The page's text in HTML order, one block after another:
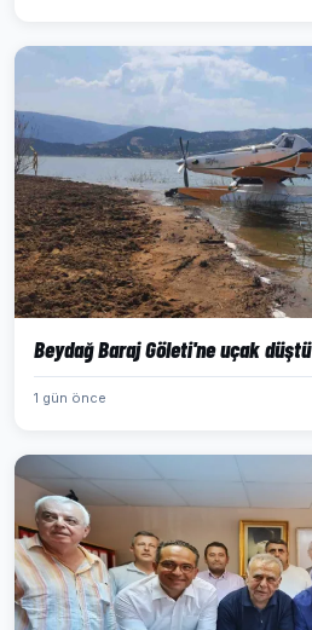
Beydağ Baraj Göleti'ne uçak düştü
1 gün önce